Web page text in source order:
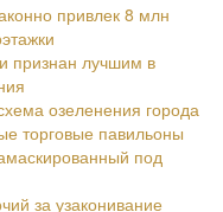
привлек 8 млн
признан лучшим в
озеленения города
торговые павильоны
под
за узаконивание